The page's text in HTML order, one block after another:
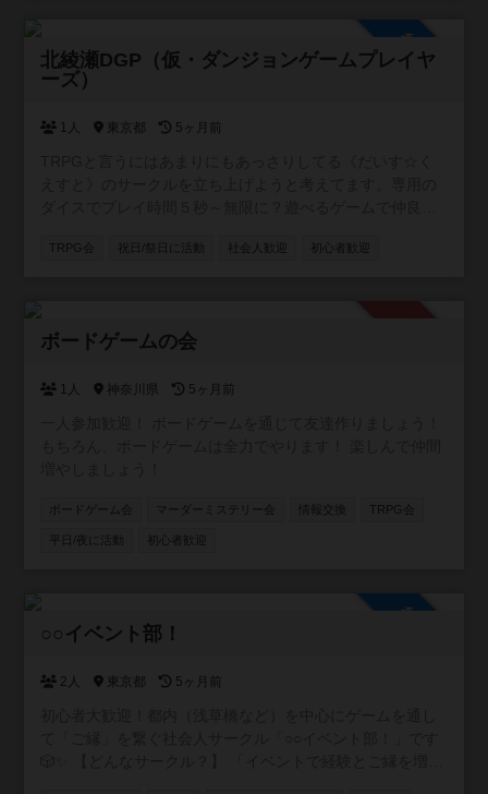
参加自由
北綾瀬DGP（仮・ダンジョンゲームプレイヤ
ーズ）
1人 東京都 5ヶ月前
集してます。ルールが簡単すぎるので初心者でもOKです。
TRPG会 祝日/祭日に活動 社会人歓迎 初心者歓迎
ボードゲームの会
1人 神奈川県 5ヶ月前
ボードゲーム会 マーダーミステリー会 情報交換 TRPG会
平日/夜に活動 初心者歓迎
○○イベント部！
2人 東京都 5ヶ月前